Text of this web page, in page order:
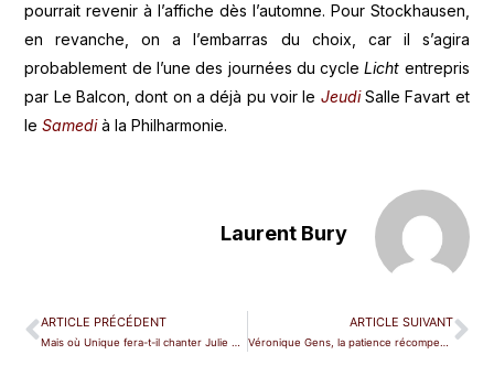
pourrait revenir à l’affiche dès l’automne. Pour Stockhausen,
en revanche, on a l’embarras du choix, car il s’agira
probablement de l’une des journées du cycleLicht entrepris
par Le Balcon, dont on a déjà pu voir le JeudiSalle Favart et
leSamedià la Philharmonie.
Laurent Bury
ARTICLE PRÉCÉDENT ARTICLE SUIVANT